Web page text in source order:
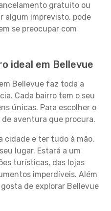
gratuito ou
algum imprevisto, pode
se preocupar com
ideal em Bellevue
Bellevue faz toda a
Cada bairro tem o seu
únicas. Para escolher o
aventura que procura.
cidade e ter tudo à mão,
lugar. Estará a um
turísticas, das lojas
imperdíveis. Além
de explorar Bellevue